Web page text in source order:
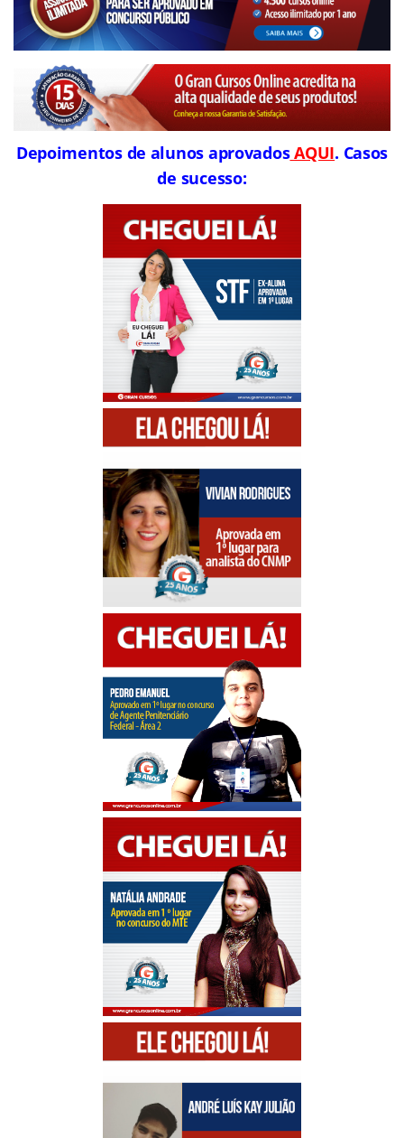
Depoimentos de alunos aprovadosAQUI. Casos
de sucesso: